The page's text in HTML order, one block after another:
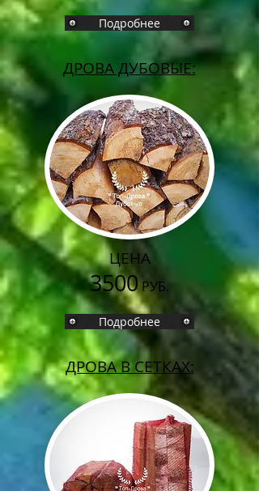
Подробнее
ДРОВА ДУБОВЫЕ:
ЦЕНА
3500РУБ.
Подробнее
ДРОВА В СЕТКАХ: